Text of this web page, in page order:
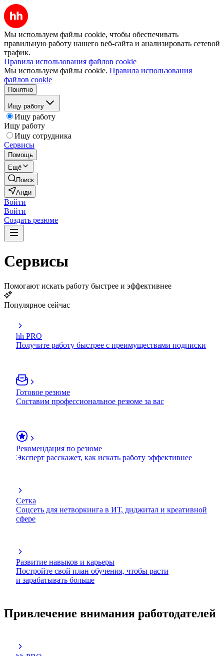
Мы используем файлы cookie, чтобы обеспечивать
правильную работу нашего веб-сайта и анализировать сетевой
трафик.
Правила использования файлов cookie
Мы используем файлы cookie. Правила использования
файлов cookie
Понятно
Ищу работу
Ищу работу
Ищу работу
Ищу сотрудника
Сервисы
Помощь
Ещё
Поиск
Анди
Войти
Войти
Создать резюме
Сервисы
Помогают искать работу быстрее и эффективнее
Популярное сейчас
hh PRO
Получите работу быстрее с преимуществами подписки
Готовое резюме
Составим профессиональное резюме за вас
Рекомендация по резюме
Эксперт расскажет, как искать работу эффективнее
Сетка
Соцсеть для нетворкинга в ИТ, диджитал и креативной
сфере
Развитие навыков и карьеры
Постройте свой план обучения, чтобы расти
и зарабатывать больше
Привлечение внимания работодателей